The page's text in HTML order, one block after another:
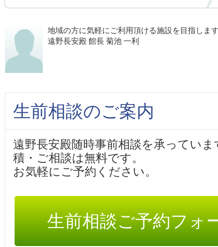
地域の方に気軽にご利用頂ける施設を目指しま
遠野長安殿 館長 菊池 一利
生前相談のご案内
遠野長安殿随時事前相談を承ってい
積・ご相談は無料です。
お気軽にご予約ください。
生前相談ご予約フォ